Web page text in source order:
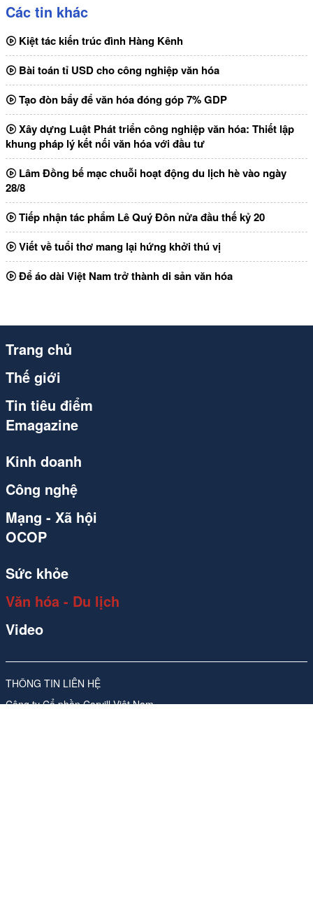
Các tin khác
Kiệt tác kiến trúc đình Hàng Kênh
Bài toán tỉ USD cho công nghiệp văn hóa
Tạo đòn bẩy để văn hóa đóng góp 7% GDP
Xây dựng Luật Phát triển công nghiệp văn hóa: Thiết lập
khung pháp lý kết nối văn hóa với đầu tư
Lâm Đồng bế mạc chuỗi hoạt động du lịch hè vào ngày
28/8
Tiếp nhận tác phẩm Lê Quý Đôn nửa đầu thế kỷ 20
Viết về tuổi thơ mang lại hứng khởi thú vị
Để áo dài Việt Nam trở thành di sản văn hóa
THÔNG TIN LIÊN HỆ
Công ty Cổ phần Carvill Việt Nam
Trang chủ
Thế giới
Tin tiêu điểm
Emagazine
Kinh doanh
Công nghệ
Mạng - Xã hội
OCOP
Sức khỏe
Văn hóa - Du lịch
Video